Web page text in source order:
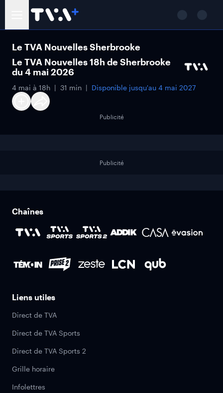
Le TVA Nouvelles Sherbrooke
Le TVA Nouvelles 18h de Sherbrooke
du 4 mai 2026
4 mai à 18h 31 min Disponible jusqu'au 4 mai 2027
Publicité
Publicité
Chaînes
Liens utiles
Direct de TVA
Direct de TVA Sports
Direct de TVA Sports 2
Grille horaire
Infolettres